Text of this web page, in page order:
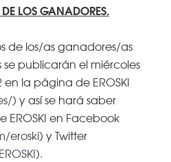
LOS GANADORES.
de los/as ganadores/as
se publicarán el miércoles
la página de EROSKI
) y así se hará saber
EROSKI en Facebook
eroski) y Twitter
).